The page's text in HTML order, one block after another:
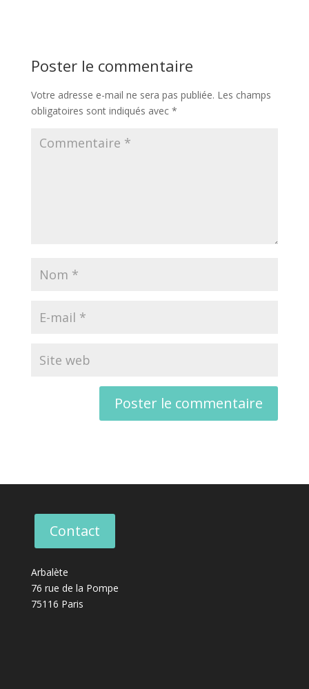
Poster le commentaire
Votre adresse e-mail ne sera pas publiée. Les champs
obligatoires sont indiqués avec *
Contact
Arbalète
76 rue de la Pompe
75116 Paris